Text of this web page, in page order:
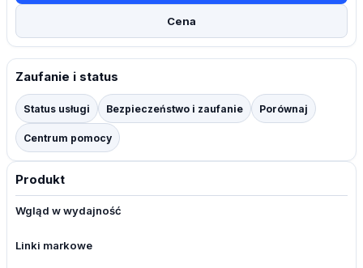
Cena
Zaufanie i status
Status usługi Bezpieczeństwo i zaufanie Porównaj
Centrum pomocy
Produkt
Wgląd w wydajność
Linki markowe